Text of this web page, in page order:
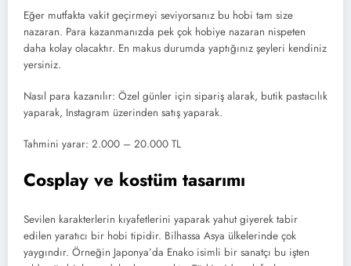
Eğer mutfakta vakit geçirmeyi seviyorsanız bu hobi tam size
nazaran. Para kazanmanızda pek çok hobiye nazaran nispeten
daha kolay olacaktır. En makus durumda yaptığınız şeyleri kendiniz
yersiniz.
Nasıl para kazanılır: Özel günler için sipariş alarak, butik pastacılık
yaparak, Instagram üzerinden satış yaparak.
Tahmini yarar: 2.000 – 20.000 TL
Cosplay ve kostüm tasarımı
Sevilen karakterlerin kıyafetlerini yaparak yahut giyerek tabir
edilen yaratıcı bir hobi tipidir. Bilhassa Asya ülkelerinde çok
yaygındır. Örneğin Japonya’da Enako isimli bir sanatçı bu işten